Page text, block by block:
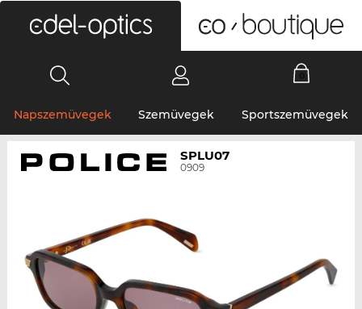
Napszemüvegek Szemüvegek Sportszemüvegek
SPLU07
0909